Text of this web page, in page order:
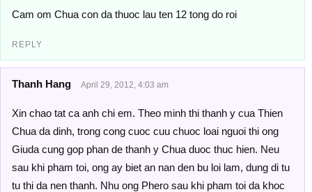
Cam om Chua con da thuoc lau ten 12 tong do roi
REPLY
Thanh Hang April 29, 2012, 4:03 am
Xin chao tat ca anh chi em. Theo minh thi thanh y cua Thien
Chua da dinh, trong cong cuoc cuu chuoc loai nguoi thi ong
Giuda cung gop phan de thanh y Chua duoc thuc hien. Neu
sau khi pham toi, ong ay biet an nan den bu loi lam, dung di tu
tu thi da nen thanh. Nhu ong Phero sau khi pham toi da khoc